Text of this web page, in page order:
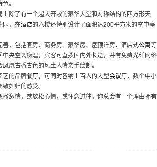
。
上除了有一个超大开敞的豪华大堂和对称结构的四方形天
园，在酒店的六楼还特别设计了面积达200平方米的空中亭
包括套房、商务房、豪华房、屋顶洋房、酒店式公寓等
央空调衡温，宾客可直拨国内外长途，并有免费光纤网络
凤凰古香古色的风土人情亲手绘制。
的品牌餐厅，可同时容纳上百人的大型会议厅，数个中小
如归的感受。
撒激情，或放松心情，或怀念过往，你总会有一个理由拥有